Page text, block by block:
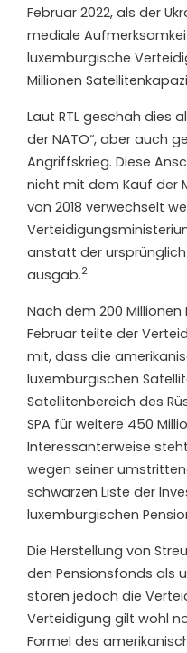
Februar 2022, als der
mediale
luxemburgische
Millionen
Laut RTL geschah dies
der NATO“, aber auch
Angriffskrieg. Diese
nicht mit dem Kauf der
von 2018 verwechselt
anstatt der ursprünglich
ausgab.2
Nach dem 200
Februar teilte der
mit, dass die
luxemburgischen
Satellitenbereich des
SPA für weitere 450
Interessanterweise
wegen seiner
schwarzen Liste der
luxemburgischen
Die Herstellung von
den Pensionsfonds als
stören jedoch die
Verteidigung gilt wohl
Formel des